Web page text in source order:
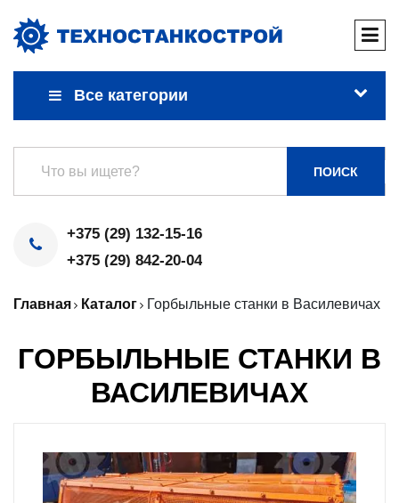
Все категории
ПОИСК
+375 (29) 132-15-16
+375 (29) 842-20-04
Главная Каталог Горбыльные станки в Василевичах
ГОРБЫЛЬНЫЕ СТАНКИ В
ВАСИЛЕВИЧАХ